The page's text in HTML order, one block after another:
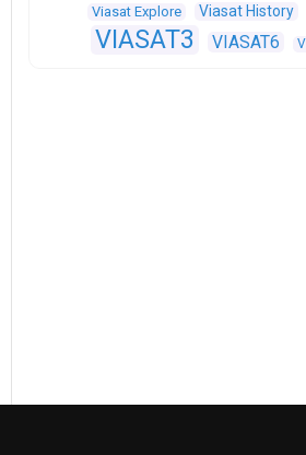
Viasat Explore Viasat History
VIASAT3 VIASAT6